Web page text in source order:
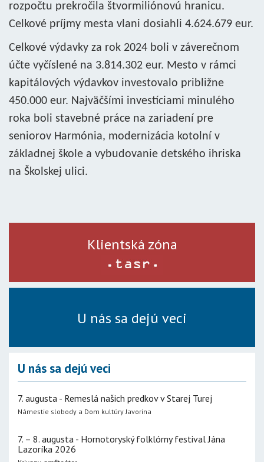
rozpočtu prekročila štvormiliónovú hranicu.
Celkové príjmy mesta vlani dosiahli 4.624.679 eur.
Celkové výdavky za rok 2024 boli v záverečnom
účte vyčíslené na 3.814.302 eur. Mesto v rámci
kapitálových výdavkov investovalo približne
450.000 eur. Najväčšími investíciami minulého
roka boli stavebné práce na zariadení pre
seniorov Harmónia, modernizácia kotolní v
základnej škole a vybudovanie detského ihriska
na Školskej ulici.
Klientská zóna
U nás sa dejú veci
U nás sa dejú veci
7. augusta - Remeslá našich predkov v Starej Turej
Námestie slobody a Dom kultúry Javorina
7. – 8. augusta - Hornotoryský folklórny festival Jána
Lazoríka 2026